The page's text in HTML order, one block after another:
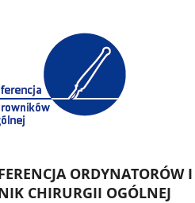
ORDYNATORÓW I
CHIRURGII OGÓLNEJ